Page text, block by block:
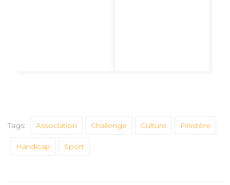
Tags: Association Challenge Culture Finistère
Handicap Sport